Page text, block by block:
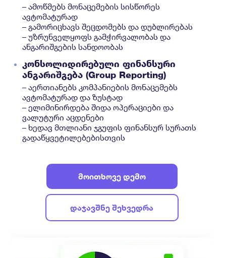
– ამოწმებს მონაცემების სისწორეს
ავტომატურად
– გამორიცხავს შეცდომებს და დუბლირებას
– უზრუნველყოფს გამჭირვალობას და
ანგარიშგების სანდოობას
კონსოლიდირებული ფინანსური
ანგარიშგება (Group Reporting)
– აერთიანებს კომპანიების მონაცემებს
ავტომატურად და ზუსტად
– ელიმინირდება შიდა ოპერაციები და
ვალუტური აცდენები
– ხედავ მთლიანი ჯგუფის ფინანსურ სურათს
გადაწყვეტილებებისთვის
მოითხოვე დემო
დაჯავშნე შეხვედრა